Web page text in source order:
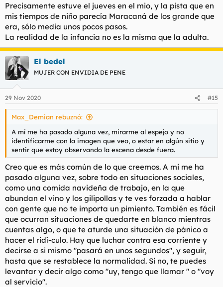
Precisamente estuve el jueves en el mio, y la pista que en
mis tiempos de niño parecía Maracaná de los grande que
era, sólo media unos pocos pasos.
La realidad de la infancia no es la misma que la adulta.
El bedel
MUJER CON ENVIDIA DE PENE
29 Nov 2020 #15
Max_Demian rebuznó:
A mí me ha pasado alguna vez, mirarme al espejo y no
identificarme con la imagen que veo, o estar en algún sitio y
sentir que estoy observando la escena desde fuera.
Creo que es más común de lo que creemos. A mi me ha
pasado alguna vez, sobre todo en situaciones sociales,
como una comida navideña de trabajo, en la que
abundan el vino y los gilipollas y te ves forzada a hablar
con gente que no te importa un pimiento. También es fácil
que ocurran situaciones de quedarte en blanco mientras
cuentas algo, o que te aturde una situación de pánico a
hacer el ridí-culo. Hay que luchar contra esa corriente y
decirse a si mismo "pasará en unos segundos", y seguir,
hasta que se restablece la normalidad. Si no, te puedes
levantar y decir algo como "uy, tengo que llamar " o "voy
al servicio".